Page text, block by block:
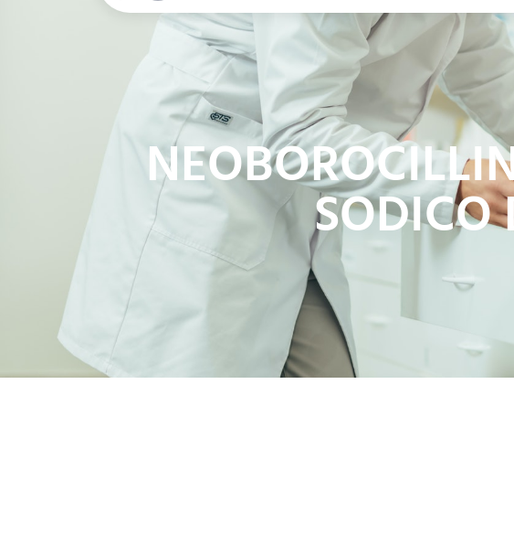
SODICO